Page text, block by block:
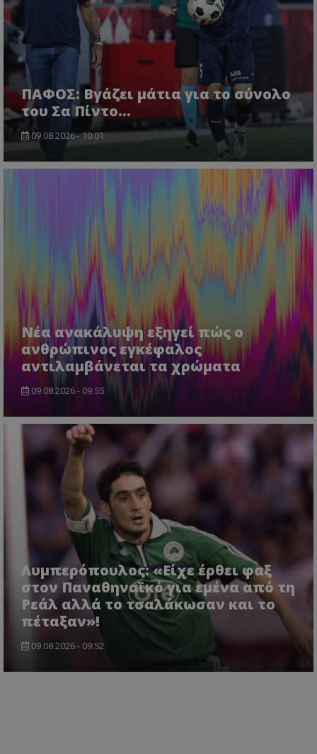
ΠΑΦΟΣ: Βγάζει μάτια για το σύνολο
του Σα Πίντο...
09.08.2026 - 10:01
Νέα ανακάλυψη εξηγεί πώς ο
ανθρώπινος εγκέφαλος
αντιλαμβάνεται τα χρώματα
09.08.2026 - 09:55
Λυμπερόπουλος: «Είχε έρθει φαξ
στον Παναθηναϊκό για εμένα από τη
Ρεάλ αλλά το τσαλάκωσαν και το
πέταξαν»!
09.08.2026 - 09:52